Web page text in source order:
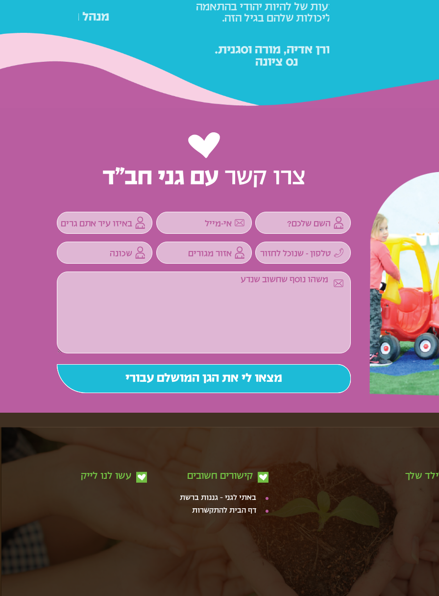
עומר איתמר לוין
מנהל מחלקת אופטיקה בלפידות,
צרו קשר עם גני חב”ד
שלך קישורים חשובים
באתי לגני – גננות ברשת
דף הבית להתקשרות
עשו לנו לייק